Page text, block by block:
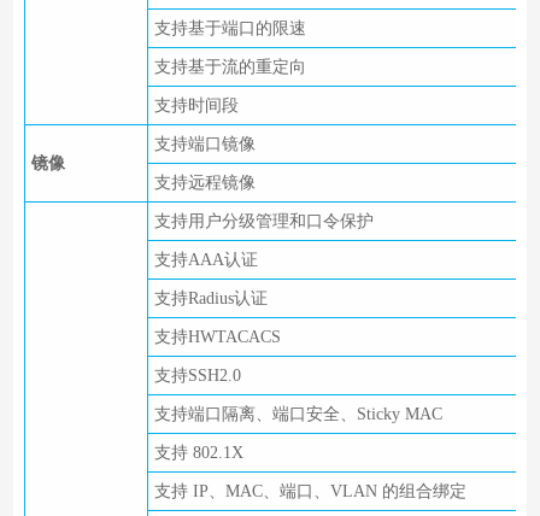
支持基于端口的限速
支持基于流的重定向
支持时间段
镜像
支持端口镜像
支持远程镜像
支持用户分级管理和口令保护
支持AAA认证
支持Radius认证
支持HWTACACS
支持SSH2.0
支持端口隔离、端口安全、Sticky MAC
支持 802.1X
支持 IP、MAC、端口、VLAN 的组合绑定